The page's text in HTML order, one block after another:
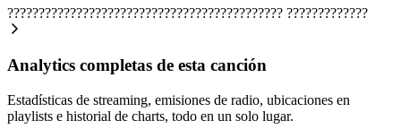
???????????????????????????????????????????? ?????????????
Analytics completas de esta canción
Estadísticas de streaming, emisiones de radio, ubicaciones en
playlists e historial de charts, todo en un solo lugar.